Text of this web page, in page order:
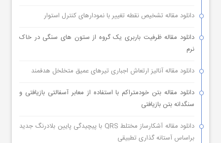
دانلود مقاله تشخیص نقطه تغییر با نمودارهای کنترل استوار
دانلود مقاله ظرفیت باربری یک گروه از ستون های سنگی در خاک
نرم
دانلود مقاله آنالیز ارتعاش اجباری تیرهای عمیق متخلخل هدفمند
دانلود مقاله بتن خودمتراکم با استفاده از معابر آسفالتی بازیافتی و
سنگدانه بتن بازیافتی
دانلود مقاله آشکارساز مختلط QRS با پیچیدگی پایین بلادرنگ جدید
براساس آستانه گذاری تطبیقی